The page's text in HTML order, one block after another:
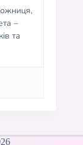
–
та